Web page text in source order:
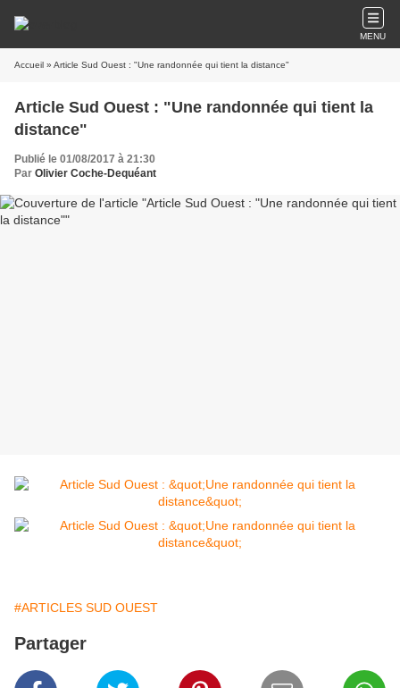
MENU
Accueil » Article Sud Ouest : "Une randonnée qui tient la distance"
Article Sud Ouest : "Une randonnée qui tient la
distance"
Publié le 01/08/2017 à 21:30
Par Olivier Coche-Dequéant
#ARTICLES SUD OUEST
Partager